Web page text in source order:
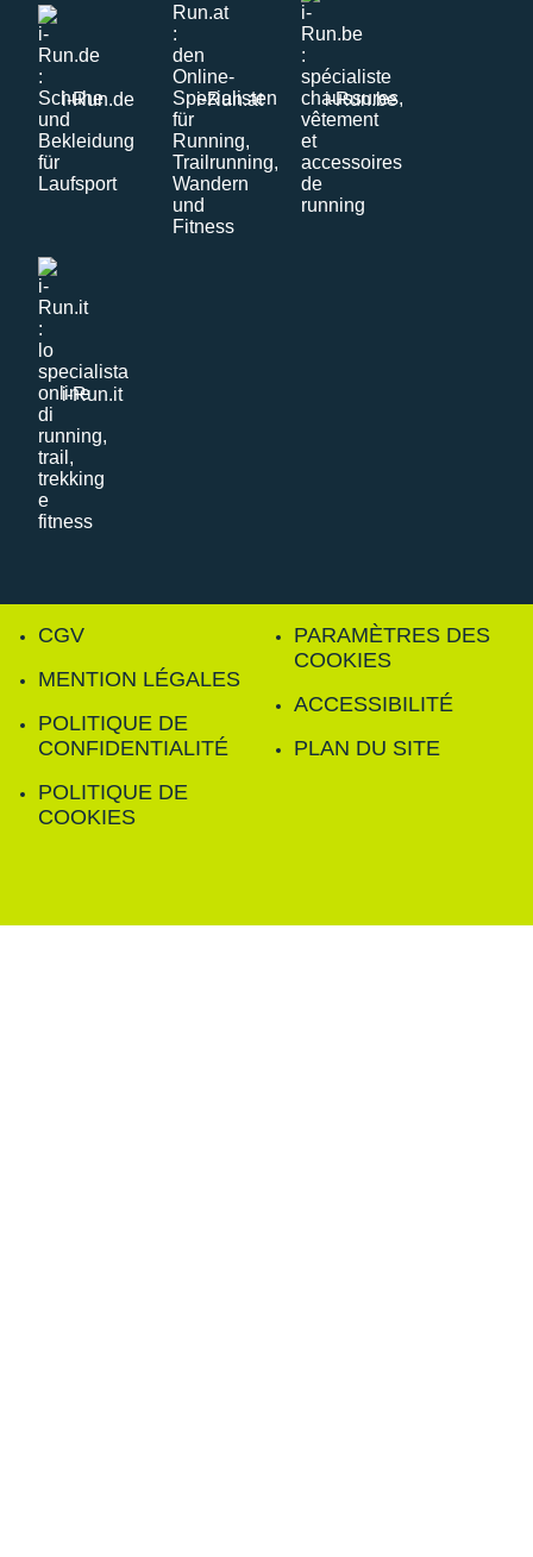
i-Run.de i-Run.at i-Run.be
i-Run.it
CGV
MENTION LÉGALES
POLITIQUE DE
CONFIDENTIALITÉ
POLITIQUE DE
COOKIES
PARAMÈTRES DES
COOKIES
ACCESSIBILITÉ
PLAN DU SITE